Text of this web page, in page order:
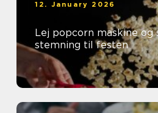
12. January 2026
Lej popcorn maskine og
stemning til festen